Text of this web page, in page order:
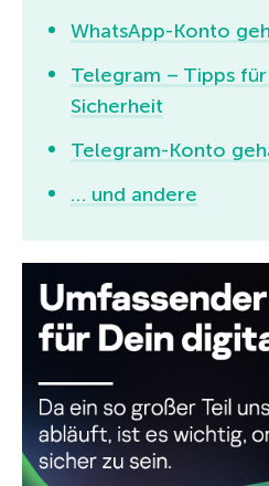
WhatsApp-Konto
Telegram – Tipps
Sicherheit
Telegram-Konto
… und andere